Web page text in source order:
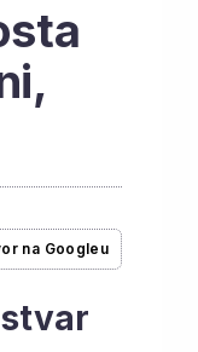
na Googleu